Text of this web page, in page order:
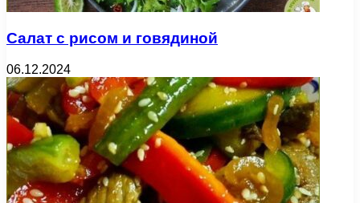
Салат с рисом и говядиной
06.12.2024